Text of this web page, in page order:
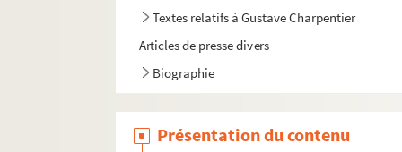
Textes relatifs à Gustave Charpentier
Articles de presse divers
Biographie
Présentation du contenu